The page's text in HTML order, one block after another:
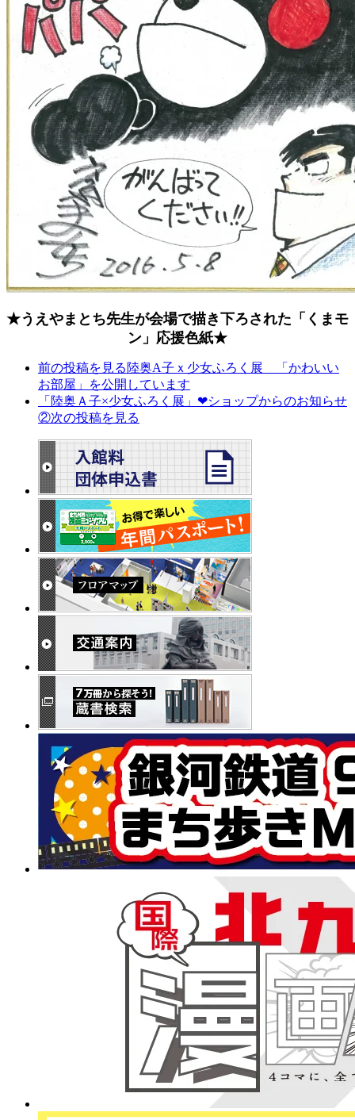
★うえやまとち先生が会場で描き下ろされた「くまモ
ン」応援色紙★
前の投稿を見る 陸奥A子ｘ少女ふろく展 「かわいい
お部屋」を公開しています
「陸奥Ａ子×少女ふろく展」❤ショップからのお知らせ
②次の投稿を見る